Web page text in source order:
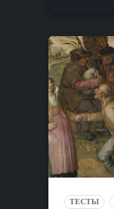
ТЕСТЫ